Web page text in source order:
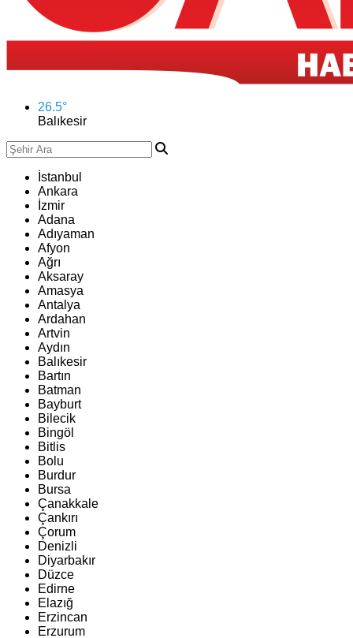
26.5°
Balıkesir
İstanbul
Ankara
İzmir
Adana
Adıyaman
Afyon
Ağrı
Aksaray
Amasya
Antalya
Ardahan
Artvin
Aydın
Balıkesir
Bartın
Batman
Bayburt
Bilecik
Bingöl
Bitlis
Bolu
Burdur
Bursa
Çanakkale
Çankırı
Çorum
Denizli
Diyarbakır
Düzce
Edirne
Elazığ
Erzincan
Erzurum